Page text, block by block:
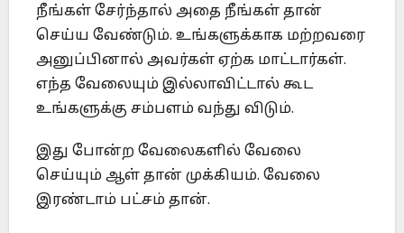
நீங்கள் சேர்ந்தால் அதை நீங்கள் தான்
செய்ய வேண்டும். உங்களுக்காக மற்றவரை
அனுப்பினால் அவர்கள் ஏற்க மாட்டார்கள்.
எந்த வேலையும் இல்லாவிட்டால் கூட
உங்களுக்கு சம்பளம் வந்து விடும்.
இது போன்ற வேலைகளில் வேலை
செய்யும் ஆள் தான் முக்கியம். வேலை
இரண்டாம் பட்சம் தான்.